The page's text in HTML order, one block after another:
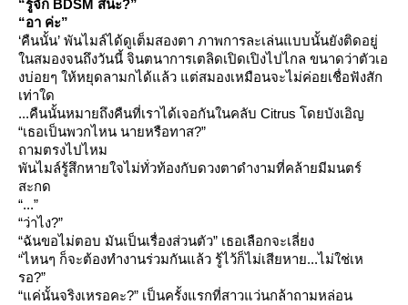
“รู้จัก BDSM สินะ?”
“อา ค่ะ”
‘คืนนั้น’ พันไมล์ได้ดูเต็มสองตา ภาพการละเล่นแบบนั้นยังติดอยู่
นสมองจนถึงวันนี้ จินตนาการเตลิดเปิดเปิงไปไกล ขนาดว่าตัวเอ
งบ่อยๆ ให้หยุดลามกได้แล้ว แต่สมองเหมือนจะไม่ค่อยเชื่อฟังสัก
เท่าใด
...คืนนั้นหมายถึงคืนที่เราได้เจอกันในคลับ Citrus โดยบังเอิญ
“เธอเป็นพวกไหน นายหรือทาส?”
ถามตรงไปไหม
พันไมล์รู้สึกหายใจไม่ทั่วท้องกับดวงตาดำงามที่คล้ายมีมนตร์
สะกด
“...”
“ว่าไง?”
“ฉันขอไม่ตอบ มันเป็นเรื่องส่วนตัว” เธอเลือกจะเลี่ยง
“ไหนๆ ก็จะต้องทำงานร่วมกันแล้ว รู้ไว้ก็ไม่เสียหาย...ไม่ใช่เห
รอ?”
“แค่นั้นจริงเหรอคะ?” เป็นครั้งแรกที่สาวแว่นกล้าถามหล่อน